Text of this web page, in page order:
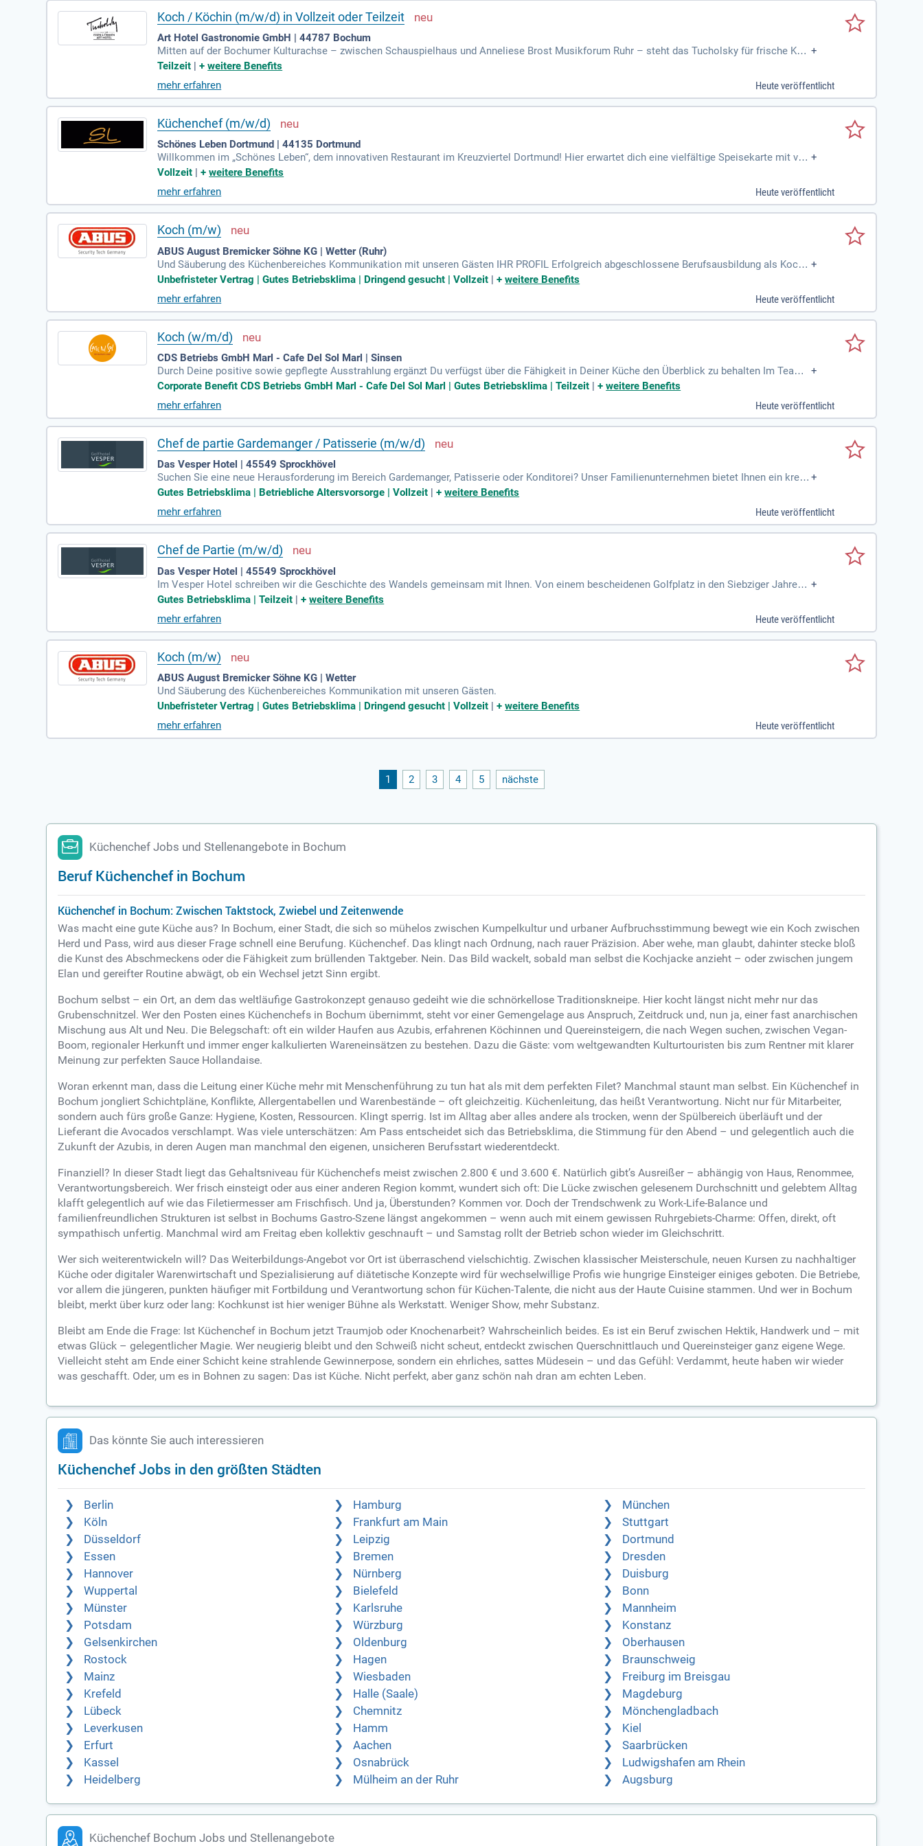
Koch / Köchin (m/w/d) in Vollzeit oder Teilzeit
Art Hotel Gastronomie GmbH | 44787 Bochum
Mitten auf der Bochumer Kulturachse – zwischen Schauspielhaus und Anneliese Brost Musikforum Ruhr – steht das Tucholsky für frische Küc
he, echtes Handwerk und ein Team, das zusammenhält.
+
Teilzeit |+weitere Benefits
mehr erfahren
Heute veröffentlicht
Küchenchef (m/w/d)
Schönes Leben Dortmund | 44135 Dortmund
Willkommen im „Schönes Leben“, dem innovativen Restaurant im Kreuzviertel Dortmund! Hier erwartet dich eine vielfältige Speisekarte mit veg
etarischen, veganen und klassischen Gerichten für jeden Geschmack. Genieße unsere mittäglichen Mamaküche-Spezialitäten und das große K
engagiertes Küchenteam sorgt für einen kulinarischen Höhepunkt mit mediterranen, orientalischen und westfälischen Einflüssen. Besuche uns
und erlebe die perfekte Mischung aus Genuss, Kreativität und einem herzlichen Willkommen!
+
Vollzeit |+weitere Benefits
mehr erfahren
Heute veröffentlicht
Koch (m/w)
ABUS August Bremicker Söhne KG | Wetter (Ruhr)
Und Säuberung des Küchenbereiches Kommunikation mit unseren Gästen IHR PROFIL Erfolgreich abgeschlossene Berufsausbildung als Koch
Selbstständige Arbeitsweise, Pünktlichkeit sowie Zuverlässigkeit, insbesondere hinsichtlich der Einhaltung vorgegebener
+
Unbefristeter Vertrag | Gutes Betriebsklima | Dringend gesucht | Vollzeit |+weitere Benefits
mehr erfahren
Heute veröffentlicht
Koch (w/m/d)
CDS Betriebs GmbH Marl - Cafe Del Sol Marl | Sinsen
Durch Deine positive sowie gepflegte Ausstrahlung ergänzt Du verfügst über die Fähigkeit in Deiner Küche den Überblick zu behalten Im Team z
u arbeiten und sich gegenseitig zu unterstützen ist für Dich sowohl in der Küche als auch bereichsübergreifend
+
Corporate Benefit CDS Betriebs GmbH Marl - Cafe Del Sol Marl | Gutes Betriebsklima | Teilzeit |+weitere Benefits
mehr erfahren
Heute veröffentlicht
Chef de partie Gardemanger / Patisserie (m/w/d)
Das Vesper Hotel | 45549 Sprockhövel
Suchen Sie eine neue Herausforderung im Bereich Gardemanger, Patisserie oder Konditorei? Unser Familienunternehmen bietet Ihnen ein kreat
ives Umfeld mit einer modernen Umgebung, in der Sie Ihre Ideen verwirklichen können. Sie bringen langjährige Berufserfahrung sowie gute Deu
eßen Sie eine attraktive Bezahlung, betriebliche Altersvorsorge und ein starkes Team, das auch nach Feierabend zusammenhält. Entfalten Sie I
hr Talent und erleben Sie Spaß, Motivation und die Möglichkeit, Golf zu erlernen!
+
Gutes Betriebsklima | Betriebliche Altersvorsorge | Vollzeit |+weitere Benefits
mehr erfahren
Heute veröffentlicht
Chef de Partie (m/w/d)
Das Vesper Hotel | 45549 Sprockhövel
Im Vesper Hotel schreiben wir die Geschichte des Wandels gemeinsam mit Ihnen. Von einem bescheidenen Golfplatz in den Siebziger Jahren z
u einem exklusiven Privathotel mit 70 Zimmern und vielseitigen Veranstaltungsräumen. Unser Team bietet Ihnen die Möglichkeit, in einem insp
& Bar“ und die „Clublounge“. Bewerben Sie sich für Vollzeit, Teilzeit oder Saisonverträge und tragen Sie dazu bei, unseren Gästen ein Lächeln in
s Gesicht zu zaubern. Lassen Sie uns gemeinsam wachsen und die Zukunft des Vesper Hotels gestalten!
+
Gutes Betriebsklima | Teilzeit |+weitere Benefits
mehr erfahren
Heute veröffentlicht
Koch (m/w)
ABUS August Bremicker Söhne KG | Wetter
Und Säuberung des Küchenbereiches Kommunikation mit unseren Gästen.
Unbefristeter Vertrag | Gutes Betriebsklima | Dringend gesucht | Vollzeit |+weitere Benefits
mehr erfahren
Heute veröffentlicht
1 2 3 4 5 nächste
Küchenchef Jobs und Stellenangebote in Bochum
Beruf Küchenchef in Bochum
Küchenchef in Bochum: Zwischen Taktstock, Zwiebel und Zeitenwende
Was macht eine gute Küche aus? In Bochum, einer Stadt, die sich so mühelos zwischen Kumpelkultur und urbaner Aufbruchsstimmung bewegt wie ein Koch zwischen
Herd und Pass, wird aus dieser Frage schnell eine Berufung. Küchenchef. Das klingt nach Ordnung, nach rauer Präzision. Aber wehe, man glaubt, dahinter stecke bloß
die Kunst des Abschmeckens oder die Fähigkeit zum brüllenden Taktgeber. Nein. Das Bild wackelt, sobald man selbst die Kochjacke anzieht – oder zwischen jungem
Elan und gereifter Routine abwägt, ob ein Wechsel jetzt Sinn ergibt.
Bochum selbst – ein Ort, an dem das weltläufige Gastrokonzept genauso gedeiht wie die schnörkellose Traditionskneipe. Hier kocht längst nicht mehr nur das
Grubenschnitzel. Wer den Posten eines Küchenchefs in Bochum übernimmt, steht vor einer Gemengelage aus Anspruch, Zeitdruck und, nun ja, einer fast anarchischen
Mischung aus Alt und Neu. Die Belegschaft: oft ein wilder Haufen aus Azubis, erfahrenen Köchinnen und Quereinsteigern, die nach Wegen suchen, zwischen Vegan-
Boom, regionaler Herkunft und immer enger kalkulierten Wareneinsätzen zu bestehen. Dazu die Gäste: vom weltgewandten Kulturtouristen bis zum Rentner mit klarer
Meinung zur perfekten Sauce Hollandaise.
Woran erkennt man, dass die Leitung einer Küche mehr mit Menschenführung zu tun hat als mit dem perfekten Filet? Manchmal staunt man selbst. Ein Küchenchef in
Bochum jongliert Schichtpläne, Konflikte, Allergentabellen und Warenbestände – oft gleichzeitig. Küchenleitung, das heißt Verantwortung. Nicht nur für Mitarbeiter,
sondern auch fürs große Ganze: Hygiene, Kosten, Ressourcen. Klingt sperrig. Ist im Alltag aber alles andere als trocken, wenn der Spülbereich überläuft und der
Lieferant die Avocados verschlampt. Was viele unterschätzen: Am Pass entscheidet sich das Betriebsklima, die Stimmung für den Abend – und gelegentlich auch die
Zukunft der Azubis, in deren Augen man manchmal den eigenen, unsicheren Berufsstart wiederentdeckt.
Finanziell? In dieser Stadt liegt das Gehaltsniveau für Küchenchefs meist zwischen 2.800 € und 3.600 €. Natürlich gibt’s Ausreißer – abhängig von Haus, Renommee,
Verantwortungsbereich. Wer frisch einsteigt oder aus einer anderen Region kommt, wundert sich oft: Die Lücke zwischen gelesenem Durchschnitt und gelebtem Alltag
klafft gelegentlich auf wie das Filetiermesser am Frischfisch. Und ja, Überstunden? Kommen vor. Doch der Trendschwenk zu Work-Life-Balance und
familienfreundlichen Strukturen ist selbst in Bochums Gastro-Szene längst angekommen – wenn auch mit einem gewissen Ruhrgebiets-Charme: Offen, direkt, oft
sympathisch unfertig. Manchmal wird am Freitag eben kollektiv geschnauft – und Samstag rollt der Betrieb schon wieder im Gleichschritt.
Wer sich weiterentwickeln will? Das Weiterbildungs-Angebot vor Ort ist überraschend vielschichtig. Zwischen klassischer Meisterschule, neuen Kursen zu nachhaltiger
Küche oder digitaler Warenwirtschaft und Spezialisierung auf diätetische Konzepte wird für wechselwillige Profis wie hungrige Einsteiger einiges geboten. Die Betriebe,
vor allem die jüngeren, punkten häufiger mit Fortbildung und Verantwortung schon für Küchen-Talente, die nicht aus der Haute Cuisine stammen. Und wer in Bochum
bleibt, merkt über kurz oder lang: Kochkunst ist hier weniger Bühne als Werkstatt. Weniger Show, mehr Substanz.
Bleibt am Ende die Frage: Ist Küchenchef in Bochum jetzt Traumjob oder Knochenarbeit? Wahrscheinlich beides. Es ist ein Beruf zwischen Hektik, Handwerk und – mit
etwas Glück – gelegentlicher Magie. Wer neugierig bleibt und den Schweiß nicht scheut, entdeckt zwischen Querschnittlauch und Quereinsteiger ganz eigene Wege.
Vielleicht steht am Ende einer Schicht keine strahlende Gewinnerpose, sondern ein ehrliches, sattes Müdesein – und das Gefühl: Verdammt, heute haben wir wieder
was geschafft. Oder, um es in Bohnen zu sagen: Das ist Küche. Nicht perfekt, aber ganz schön nah dran am echten Leben.
Das könnte Sie auch interessieren
Küchenchef Jobs in den größten Städten
Berlin Hamburg
München
Köln
Frankfurt am Main
Stuttgart
Düsseldorf
Leipzig
Dortmund
Essen
Bremen
Dresden
Hannover
Nürnberg
Duisburg
Wuppertal
Bielefeld
Bonn
Münster
Karlsruhe
Mannheim
Potsdam
Würzburg
Konstanz
Gelsenkirchen
Oldenburg
Oberhausen
Rostock
Hagen
Braunschweig
Mainz
Wiesbaden
Freiburg im Breisgau
Krefeld
Halle (Saale)
Magdeburg
Lübeck
Chemnitz
Mönchengladbach
Leverkusen
Hamm
Kiel
Erfurt
Aachen
Saarbrücken
Kassel
Osnabrück
Ludwigshafen am Rhein
Heidelberg
Mülheim an der Ruhr Augsburg
Küchenchef Bochum Jobs und Stellenangebote